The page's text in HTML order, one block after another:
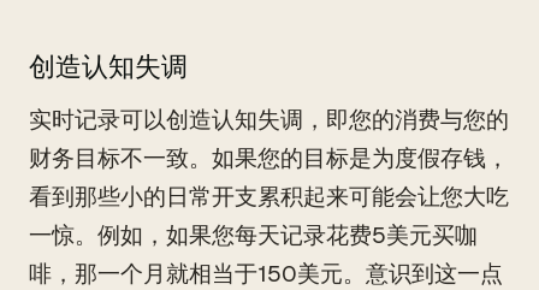
创造认知失调
实时记录可以创造认知失调，即您的消费与您的
财务目标不一致。如果您的目标是为度假存钱，
看到那些小的日常开支累积起来可能会让您大吃
一惊。例如，如果您每天记录花费5美元买咖
啡，那一个月就相当于150美元。意识到这一点